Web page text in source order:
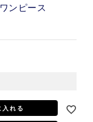
ンピース
入れる